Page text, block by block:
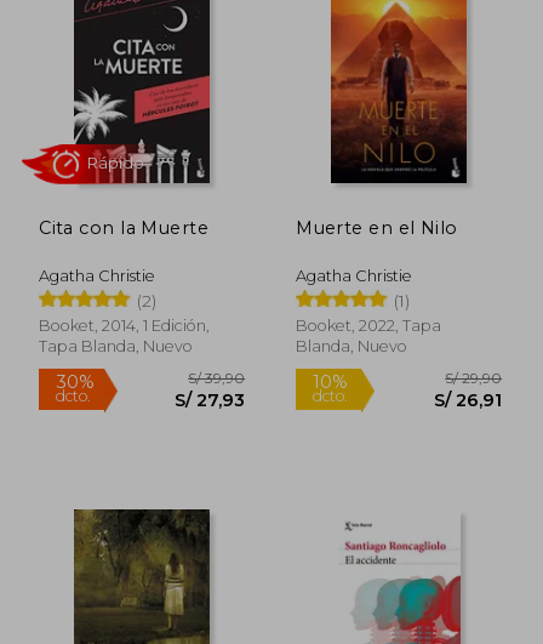
15% 55%
dcto.
Cita con la Muerte
Agatha Christie
(2)
Booket, 2014, 1 Edición,
Tapa Blanda, Nuevo
Muerte en el Nilo
Agatha Christie
(1)
Booket, 2022, Tapa
Blanda, Nuevo